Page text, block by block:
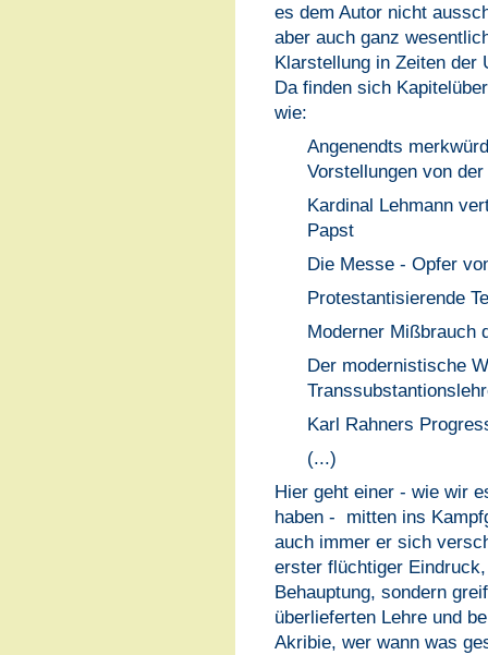
es dem Autor nicht
aber auch ganz
Klarstellung in Zeiten der
Da finden sich
wie:
Angenendts
Vorstellungen von
Kardinal Lehmann
Papst
Die Messe - Opfer
Protestantisierende
Moderner Mißbrauch
Der modernistische
Karl Rahners
(...)
Hier geht einer - wie wir
haben - mitten ins
auch immer er sich
erster flüchtiger
Behauptung, sondern
überlieferten Lehre und
Akribie, wer wann was